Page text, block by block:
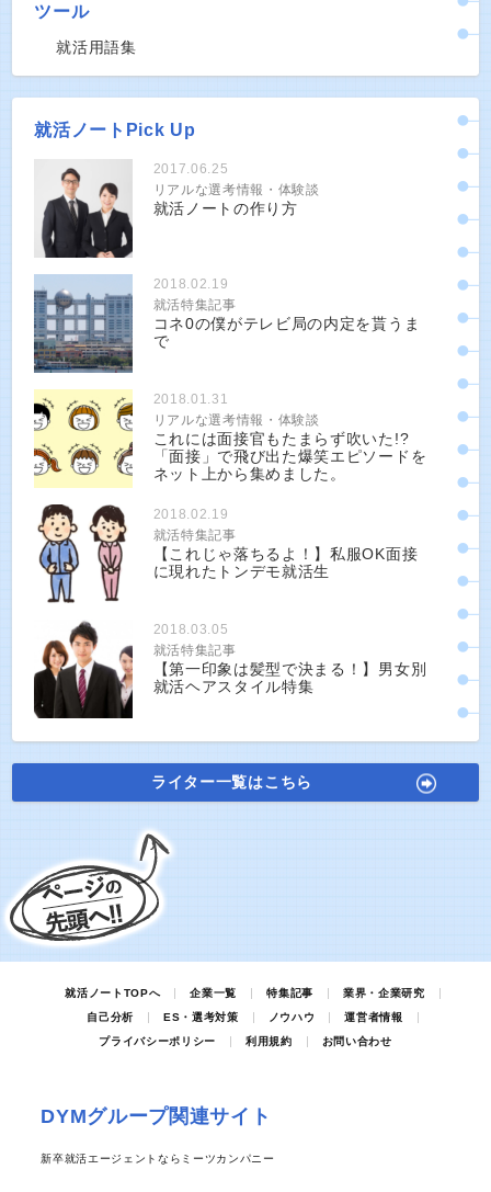
ツール
就活用語集
就活ノートPick Up
2017.06.25
リアルな選考情報・体験談
就活ノートの作り方
2018.02.19
就活特集記事
コネ0の僕がテレビ局の内定を貰うま
で
2018.01.31
リアルな選考情報・体験談
これには面接官もたまらず吹いた!?
「面接」で飛び出た爆笑エピソードを
ネット上から集めました。
2018.02.19
就活特集記事
【これじゃ落ちるよ！】私服OK面接
に現れたトンデモ就活生
2018.03.05
就活特集記事
【第一印象は髪型で決まる！】男女別
就活ヘアスタイル特集
ライター一覧はこちら
就活ノートTOPへ 企業一覧 特集記事
業界・企業研究
自己分析
ES・選考対策 ノウハウ
運営者情報
プライバシーポリシー
利用規約 お問い合わせ
DYMグループ関連サイト
新卒就活エージェントならミーツカンパニー